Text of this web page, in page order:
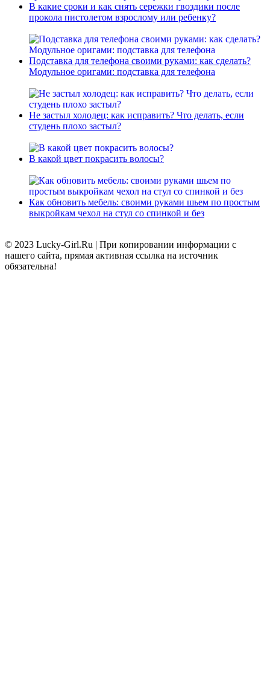
В какие сроки и как снять сережки гвоздики после
прокола пистолетом взрослому или ребенку?
Подставка для телефона своими руками: как сделать?
Модульное оригами: подставка для телефона
Не застыл холодец: как исправить? Что делать, если
студень плохо застыл?
В какой цвет покрасить волосы?
Как обновить мебель: своими руками шьем по простым
выкройкам чехол на стул со спинкой и без
© 2023 Lucky-Girl.Ru | При копировании информации с
нашего сайта, прямая активная ссылка на источник
обязательна!